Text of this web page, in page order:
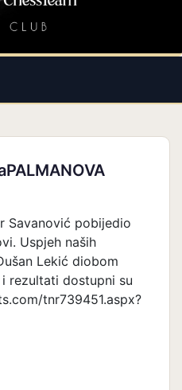
Savanović pobijedio
Uspjeh naših
Lekić diobom
rezultati dostupni su
tnr739451.aspx?